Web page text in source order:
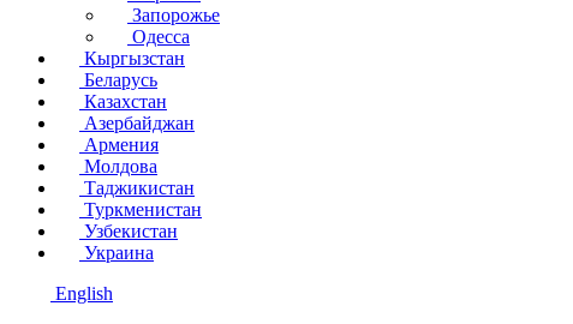
Запорожье
Одесса
Кыргызстан
Беларусь
Казахстан
Азербайджан
Армения
Молдова
Таджикистан
Туркменистан
Узбекистан
Украина
English